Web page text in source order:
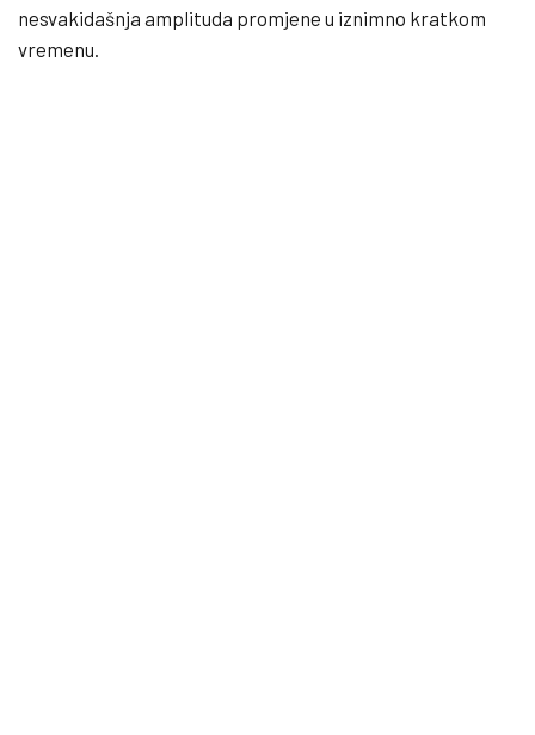
nesvakidašnja amplituda promjene u iznimno kratkom
vremenu.